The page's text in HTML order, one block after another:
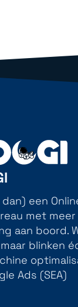
een
met meer
aan boord.
blinken
Ads (SEA)